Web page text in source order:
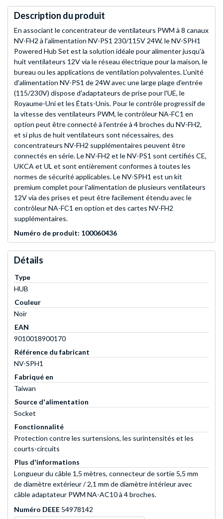
Description du produit
En associant le concentrateur de ventilateurs PWM à 8 canaux
NV-FH2 à l'alimentation NV-PS1 230/115V 24W, le NV-SPH1
Powered Hub Set est la solution idéale pour alimenter jusqu'à
huit ventilateurs 12V via le réseau électrique pour la maison, le
bureau ou les applications de ventilation polyvalentes. L'unité
d'alimentation NV-PS1 de 24W avec une large plage d'entrée
(115/230V) dispose d'adaptateurs de prise pour l'UE, le
Royaume-Uni et les États-Unis. Pour le contrôle progressif de
la vitesse des ventilateurs PWM, le contrôleur NA-FC1 en
option peut être connecté à l'entrée à 4 broches du NV-FH2,
et si plus de huit ventilateurs sont nécessaires, des
concentrateurs NV-FH2 supplémentaires peuvent être
connectés en série. Le NV-FH2 et le NV-PS1 sont certifiés CE,
UKCA et UL et sont entièrement conformes à toutes les
normes de sécurité applicables. Le NV-SPH1 est un kit
premium complet pour l'alimentation de plusieurs ventilateurs
12V via des prises et peut être facilement étendu avec le
contrôleur NA-FC1 en option et des cartes NV-FH2
supplémentaires.
Numéro de produit: 100060436
Détails
Type
HUB
Couleur
Noir
EAN
9010018900170
Référence du fabricant
NV-SPH1
Fabriqué en
Taiwan
Source d'alimentation
Socket
Fonctionnalité
Protection contre les surtensions, les surintensités et les
courts-circuits
Plus d'informations
Longueur du câble 1,5 mètres, connecteur de sortie 5,5 mm
de diamètre extérieur / 2,1 mm de diamètre intérieur avec
câble adaptateur PWM NA-AC10 à 4 broches.
Numéro DEEE 54978142